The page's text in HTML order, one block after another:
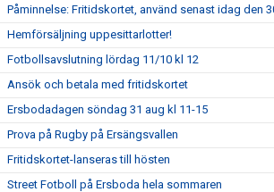
Påminnelse: Fritidskortet, använd senast idag den
Hemförsäljning uppesittarlotter!
Fotbollsavslutning lördag 11/10 kl 12
Ansök och betala med fritidskortet
Ersbodadagen söndag 31 aug kl 11-15
Prova på Rugby på Ersängsvallen
Fritidskortet-lanseras till hösten
Street Fotboll på Ersboda hela sommaren